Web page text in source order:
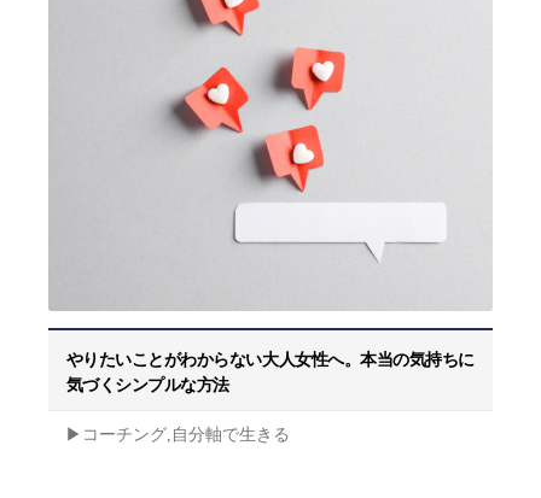
やりたいことがわからない大人女性へ。本当の気持ちに
気づくシンプルな方法
▶︎コーチング,自分軸で生きる